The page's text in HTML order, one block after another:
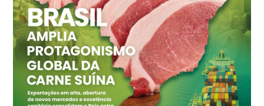
Ovo Vermelho - Regional
Vermelho
R$ 159,31
cx
Ovo Branco - Regional
Bastos (SP)
R$ 134,42